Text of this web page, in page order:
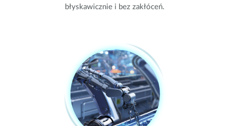
błyskawicznie i bez zakłóceń.